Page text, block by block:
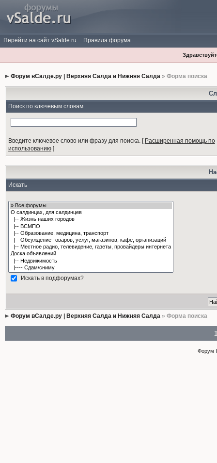
Перейти на сайт vSalde.ru Правила форума
Форум вСалде.ру | Верхняя Салда и Нижняя Салда» Форма поиска
Поиск по ключевым словам
Введите ключевое слово или фразу для поиска.[ Расширенная помощь по
использованию]
Искать
Искать в подфорумах?
Форум вСалде.ру | Верхняя Салда и Нижняя Салда» Форма поиска
Форум